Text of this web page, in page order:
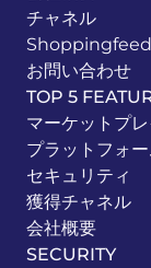
チャネル
Shoppingfeed
お問い合わせ
TOP 5
マーケットプ
プラットフォー
セキュリティ
獲得チャネル
会社概要
SECURITY